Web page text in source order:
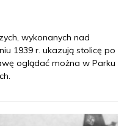
wykonanych nad
1939 r. ukazują stolicę po
oglądać można w Parku